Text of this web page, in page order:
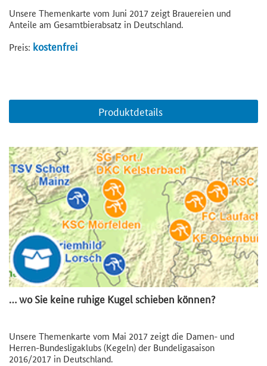
Unsere Themenkarte vom Juni 2017 zeigt Brauereien und
Anteile am Gesamtbierabsatz in Deutschland.
Preis: kostenfrei
Produktdetails
… wo Sie keine ruhige Kugel schieben können?
Unsere Themenkarte vom Mai 2017 zeigt die Damen- und
Herren-Bundesligaklubs (Kegeln) der Bundeligasaison
2016/2017 in Deutschland.